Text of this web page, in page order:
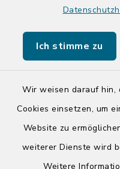
Ich stimme zu
Wir weisen darauf hin,
Cookies einsetzen, um
Website zu
weiterer Dienste wird
Weitere